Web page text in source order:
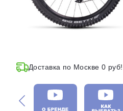
Доставка по Москве 0 руб!